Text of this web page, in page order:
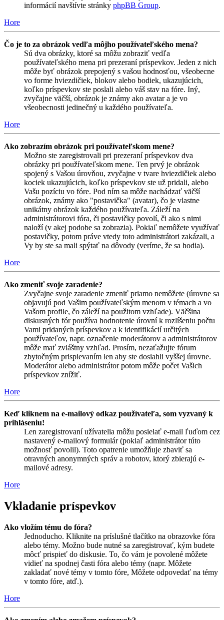
informácií navštívte stránky phpBB Group.
Hore
Čo je to za obrázok vedľa môjho používateľského mena?
Sú dva obrázky, ktoré sa môžu zobraziť vedľa
používateľského mena pri prezeraní príspevkov. Jeden z nich
môže byť obrázok prepojený s vašou hodnosťou, všeobecne
vo forme hviezdičiek, blokov alebo bodiek, ukazujúcich,
koľko príspevkov ste poslali alebo váš stav na fóre. Iný,
zvyčajne väčší, obrázok je známy ako avatar a je vo
všeobecnosti jedinečný u každého používateľa.
Hore
Ako zobrazím obrázok pri používateľskom mene?
Možno ste zaregistrovali pri prezeraní príspevkov dva
obrázky pri používateľskom mene. Ten prvý je obrázok
spojený s Vašou úrovňou, zvyčajne v tvare hviezdičiek alebo
kociek ukazujúcich, koľko príspevkov ste už pridali, alebo
Vašu pozíciu vo fóre. Pod ním sa môže nachádzať väčší
obrázok, známy ako "postavička" (avatar), čo je vlastne
unikátny obrázok každého používateľa. Záleží na
administrátorovi fóra, či postavičky povolí, či ako s nimi
naloží (v akej podobe sa zobrazia). Pokiaľ nemôžete využívať
postavičky, potom práve vtedy toto administrátori zakázali, a
Vy by ste sa mali spýtať na dôvody (veríme, že sa hodia).
Hore
Ako zmeniť svoje zaradenie?
Zvyčajne svoje zaradenie zmeniť priamo nemôžete (úrovne sa
objavujú pod Vašim používateľským menom v témach a vo
Vašom profile, čo záleží na použitom vzhľade). Väčšina
diskusných fór používa hodnotenie úrovní k rozlíšeniu počtu
Vami pridaných príspevkov a k identifikácií určitých
používateľov, napr. označenie moderátorov a administrátorov
môže mať zvláštny vzhľad. Prosím, nezaťažujte fórum
zbytočným prispievaním len aby ste dosiahli vyššej úrovne.
Moderátor alebo administrátor potom môže počet Vašich
príspevkov znížiť.
Hore
Keď kliknem na e-mailový odkaz používateľa, som vyzvaný k
prihláseniu!
Len zaregistrovaní užívatelia môžu posielať e-mail ľuďom cez
nastavený e-mailový formulár (pokiaľ administrátor túto
možnosť povolil). Toto opatrenie umožňuje zbaviť sa
otravných anonymných správ a robotov, ktorý zbierajú e-
mailové adresy.
Hore
Vkladanie príspevkov
Ako vložím tému do fóra?
Jednoducho. Kliknite na príslušné tlačítko na obrazovke fóra
alebo témy. Možno bude nutné sa zaregistrovať, kým budete
môcť prispieť do diskusie. To, čo vám je povolené môžete
vidieť na spodnej časti fóra alebo témy (napr. Môžete
zakladať nové témy v tomto fóre, Môžete odpovedať na témy
v tomto fóre, atď.).
Hore